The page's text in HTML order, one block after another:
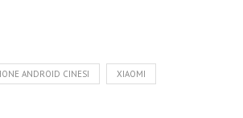
ANDROID CINESI XIAOMI